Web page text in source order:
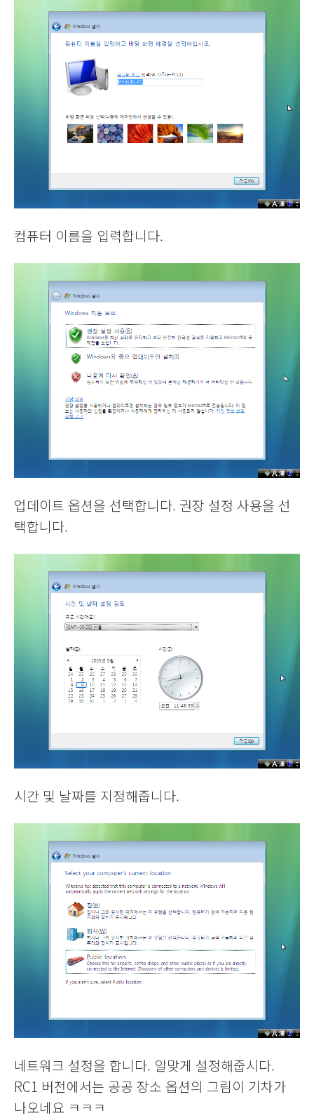
컴퓨터 이름을 입력합니다.
업데이트 옵션을 선택합니다. 권장 설정 사용을 선
택합니다.
시간 및 날짜를 지정해줍니다.
네트워크 설정을 합니다. 알맞게 설정해줍시다.
RC1 버전에서는 공공 장소 옵션의 그림이 기차가
나오네요 ㅋㅋㅋ